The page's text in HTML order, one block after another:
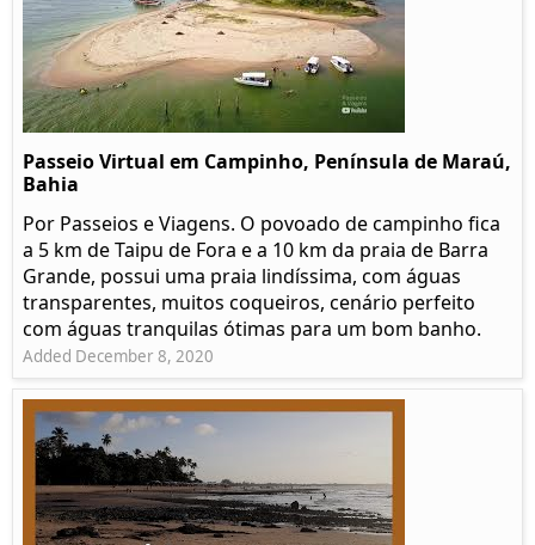
Passeio Virtual em Campinho, Península de Maraú,
Bahia
Por Passeios e Viagens. O povoado de campinho fica
a 5 km de Taipu de Fora e a 10 km da praia de Barra
Grande, possui uma praia lindíssima, com águas
transparentes, muitos coqueiros, cenário perfeito
com águas tranquilas ótimas para um bom banho.
Added December 8, 2020